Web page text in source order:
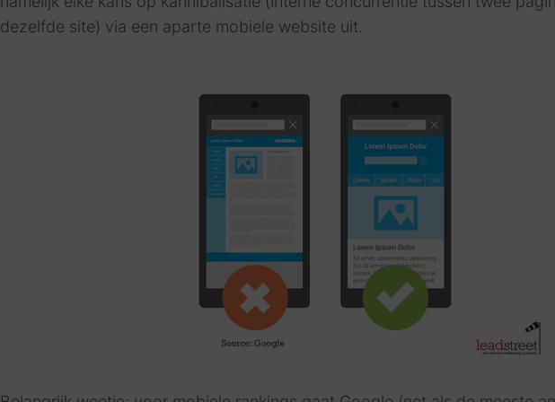
dezelfde site) via een aparte mobiele website uit.